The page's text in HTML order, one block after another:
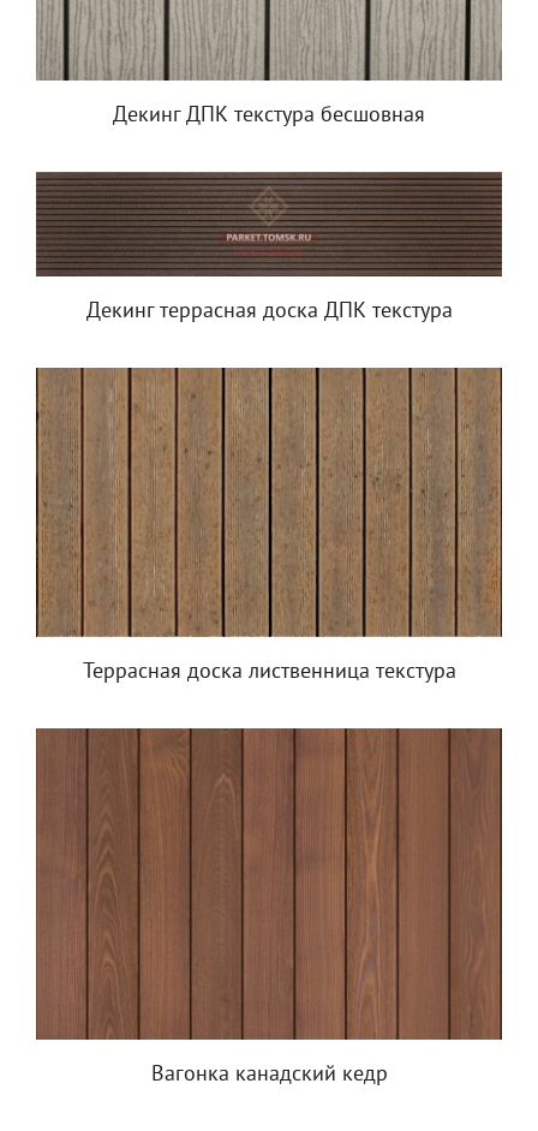
Декинг ДПК текстура бесшовная
Декинг террасная доска ДПК текстура
Террасная доска лиственница текстура
Вагонка канадский кедр